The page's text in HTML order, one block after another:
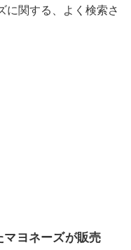
に関する、よく検索さ
ヨネーズが販売